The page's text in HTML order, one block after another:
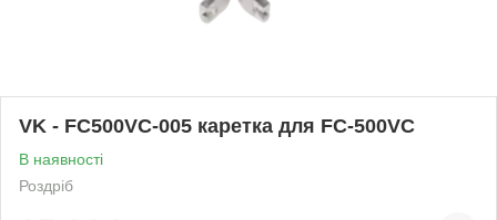
VK - FC500VC-005 каретка для FC-500VC
В наявності
Роздріб